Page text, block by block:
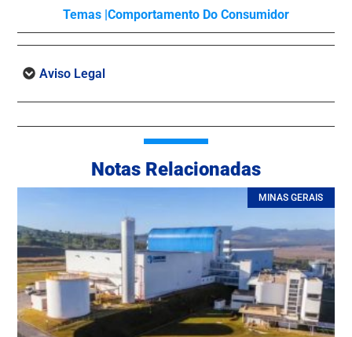
Temas |Comportamento Do Consumidor
Aviso Legal
Notas Relacionadas
MINAS GERAIS